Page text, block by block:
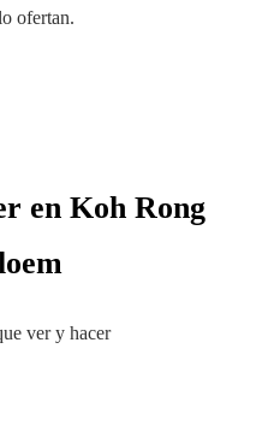
ofertan.
en Koh Rong
ver y hacer